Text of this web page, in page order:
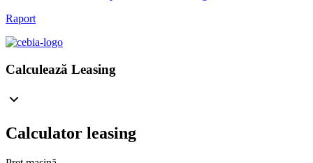
Raport
Calculează Leasing
Calculator leasing